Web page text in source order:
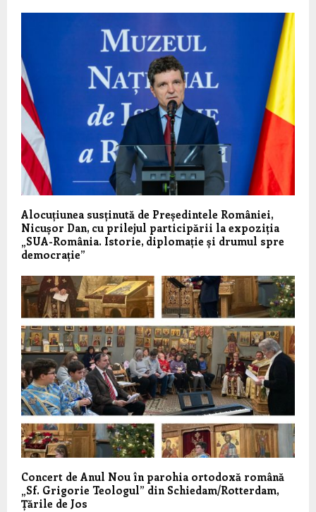
Alocuțiunea susținută de Președintele României,
Nicușor Dan, cu prilejul participării la expoziția
„SUA-România. Istorie, diplomație și drumul spre
democrație”
Concert de Anul Nou în parohia ortodoxă română
„Sf. Grigorie Teologul” din Schiedam/Rotterdam,
Țările de Jos